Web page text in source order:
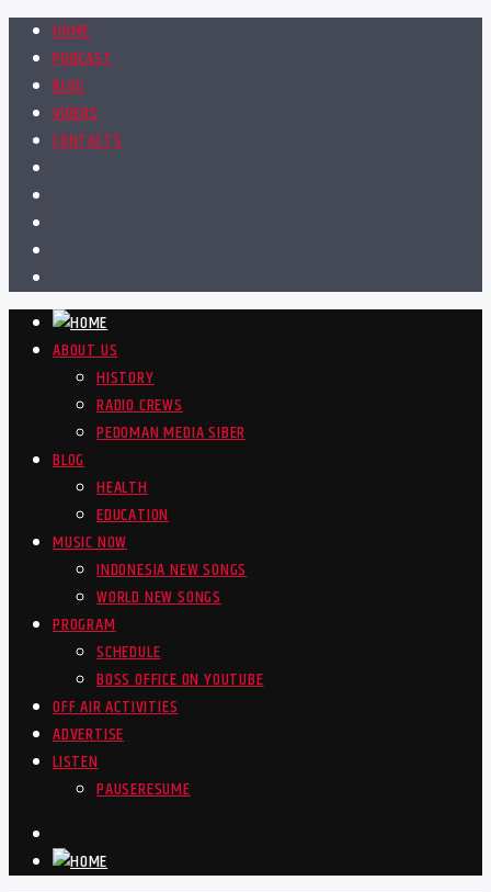
HOME
PODCAST
BLOG
VIDEOS
CONTACTS
ABOUT US
HISTORY
RADIO CREWS
PEDOMAN MEDIA SIBER
BLOG
HEALTH
EDUCATION
MUSIC NOW
INDONESIA NEW SONGS
WORLD NEW SONGS
PROGRAM
SCHEDULE
BOSS OFFICE ON YOUTUBE
OFF AIR ACTIVITIES
ADVERTISE
LISTEN
PAUSERESUME